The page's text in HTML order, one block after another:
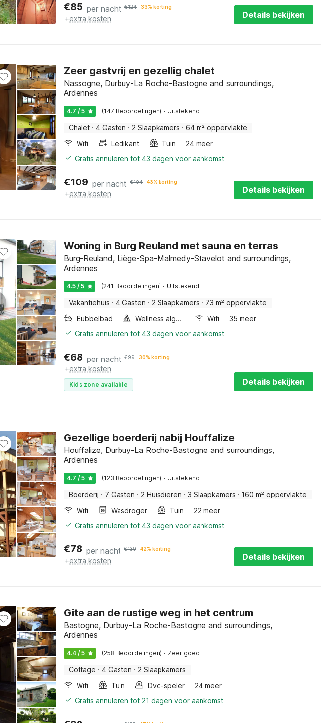
€85 per nacht €124 33% korting
+extra kosten Details bekijken
Zeer gastvrij en gezellig chalet
Nassogne, Durbuy-La Roche-Bastogne and surroundings,
Ardennes
4.7 / 5 (147 Beoordelingen) · Uitstekend
Chalet · 4 Gasten · 2 Slaapkamers · 64 m² oppervlakte
Wifi
Ledikant Tuin
24 meer
Gratis annuleren tot 43 dagen voor aankomst
€109 per nacht €194 43% korting
+extra kosten Details bekijken
Woning in Burg Reuland met sauna en terras
Burg-Reuland, Liège-Spa-Malmedy-Stavelot and surroundings,
Ardennes
4.5 / 5 (241 Beoordelingen) · Uitstekend
Vakantiehuis · 4 Gasten · 2 Slaapkamers · 73 m² oppervlakte
Bubbelbad
Wellness algemeen Wifi
35 meer
Gratis annuleren tot 43 dagen voor aankomst
€68 per nacht €99 30% korting
+extra kosten
Kids zone available Details bekijken
Gezellige boerderij nabij Houffalize
Houffalize, Durbuy-La Roche-Bastogne and surroundings,
Ardennes
4.7 / 5 (123 Beoordelingen) · Uitstekend
Boerderij · 7 Gasten · 2 Huisdieren · 3 Slaapkamers · 160 m² oppervlakte
Wifi
Wasdroger Tuin
22 meer
Gratis annuleren tot 43 dagen voor aankomst
€78 per nacht €139 42% korting
+extra kosten Details bekijken
Gite aan de rustige weg in het centrum
Bastogne, Durbuy-La Roche-Bastogne and surroundings,
Ardennes
4.4 / 5 (258 Beoordelingen) · Zeer goed
Cottage · 4 Gasten · 2 Slaapkamers
Wifi
Tuin Dvd-speler
24 meer
Gratis annuleren tot 21 dagen voor aankomst